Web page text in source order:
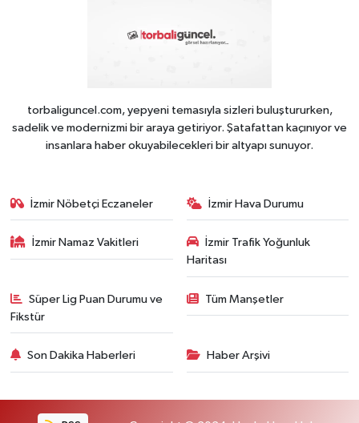
torbaliguncel.com, yepyeni temasıyla sizleri buluştururken,
sadelik ve modernizmi bir araya getiriyor. Şatafattan kaçınıyor ve
insanlara haber okuyabilecekleri bir altyapı sunuyor.
İzmir Nöbetçi Eczaneler İzmir Hava Durumu
İzmir Namaz Vakitleri
İzmir Trafik Yoğunluk
Haritası
Süper Lig Puan Durumu ve
Fikstür
Tüm Manşetler
Son Dakika Haberleri Haber Arşivi